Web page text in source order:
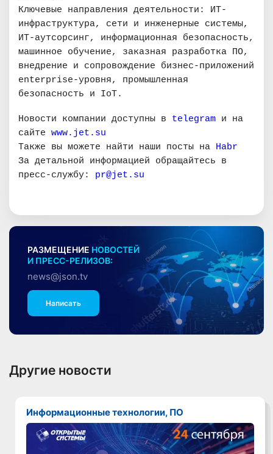
Ключевые направления деятельности: ИТ-
инфраструктура, сети и инженерные системы,
ИТ-аутсорсинг, информационная безопасность,
машинное обучение, заказная разработка ПО,
внедрение и сопровождение бизнес-приложений
enterprise-уровня, промышленная
безопасность и IoT.
Новости компании доступны в telegram и на
сайтеwww.jet.su
Также вы можете найти наши посты на Habr
За детальной информацией обращайтесь в
пресс-службу: pr@jet.su
РАЗМЕЩЕНИЕ НОВОСТЕЙ
И ПРЕСС-РЕЛИЗОВ:
news@json.tv
Написать
Другие новости
Информационные технологии, ПО